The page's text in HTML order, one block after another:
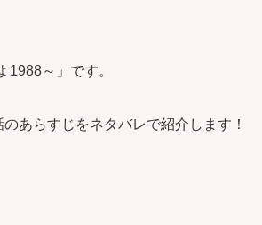
1988～」です。
あらすじをネタバレで紹介します！